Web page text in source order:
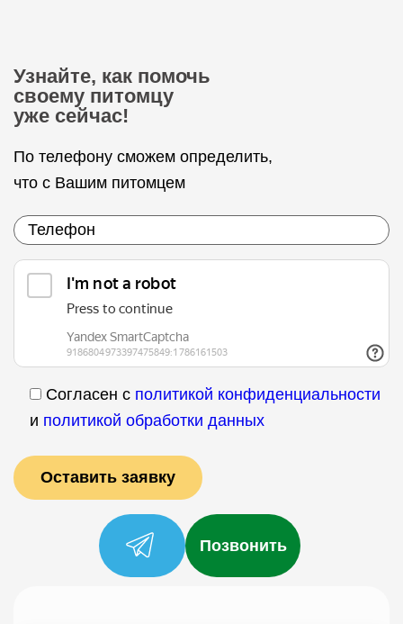
Узнайте, как помочь
своему питомцу
уже сейчас!
По телефону сможем определить,
что с Вашим питомцем
Согласен с политикой конфиденциальности
и политикой обработки данных
Позвонить